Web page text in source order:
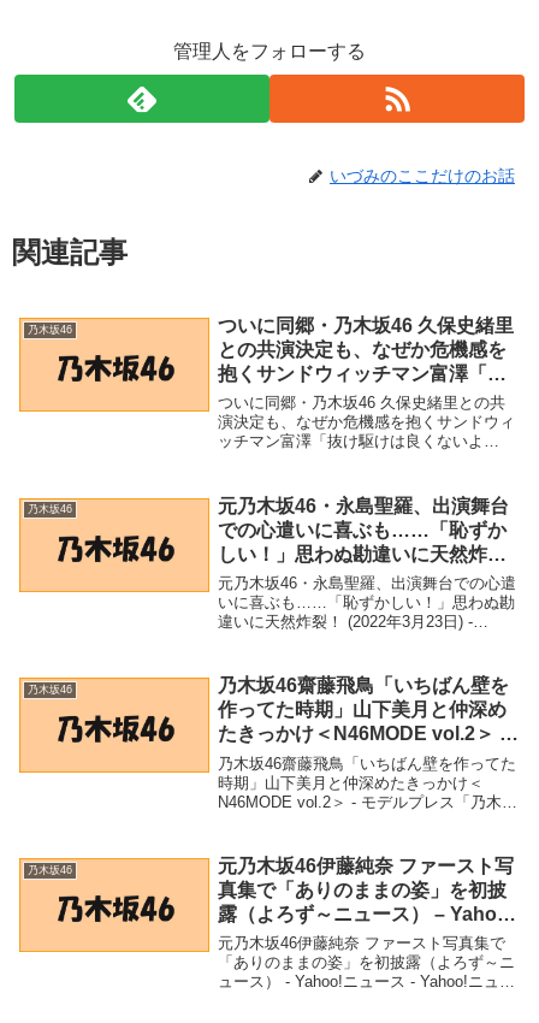
管理人をフォローする
いづみのここだけのお話
関連記事
乃木坂46
ついに同郷・乃木坂46 久保史緒里
との共演決定も、なぜか危機感を
抱くサンドウィッチマン富澤「抜
け駆けは良くないよ（笑）」
(2022年3月14日) – Excite Bit コネ
タ
ついに同郷・乃木坂46 久保史緒里との共
演決定も、なぜか危機感を抱くサンドウィ
ッチマン富澤「抜け駆けは良くないよ
木坂46 久保史緒里との...
乃木坂46
元乃木坂46・永島聖羅、出演舞台
での心遣いに喜ぶも……「恥ずか
しい！」思わぬ勘違いに天然炸
裂！ (2022年3月23日) – Excite Bit
コネタ
元乃木坂46・永島聖羅、出演舞台での心遣
いに喜ぶも……「恥ずかしい！」思わぬ勘
違いに天然炸裂！ (2022年3月23日) -
に喜ぶも……「恥ずかし...
乃木坂46
乃木坂46齋藤飛鳥「いちばん壁を
作ってた時期」山下美月と仲深め
たきっかけ＜N46MODE vol.2＞ –
モデルプレス
乃木坂46齋藤飛鳥「いちばん壁を作ってた
時期」山下美月と仲深めたきっかけ＜
N46MODE vol.2＞ - モデルプレス「乃木坂
っかけ＜N46MODE vol....
乃木坂46
元乃木坂46伊藤純奈 ファースト写
真集で「ありのままの姿」を初披
露（よろず～ニュース） – Yahoo!
ニュース – Yahoo!ニュース
元乃木坂46伊藤純奈 ファースト写真集で
「ありのままの姿」を初披露（よろず～ニ
ュース） - Yahoo!ニュース - Yahoo!ニュー